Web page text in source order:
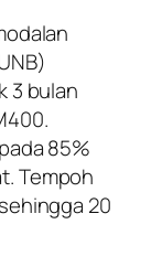
3 bulan
85%
Tempoh
20